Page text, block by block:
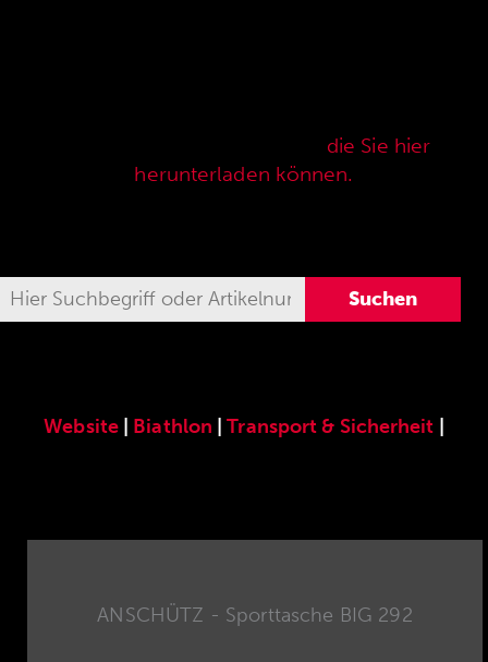
die Sie hier
herunterladen können.
Website| Biathlon |Transport & Sicherheit
ANSCHÜTZ - Sporttasche BIG 292